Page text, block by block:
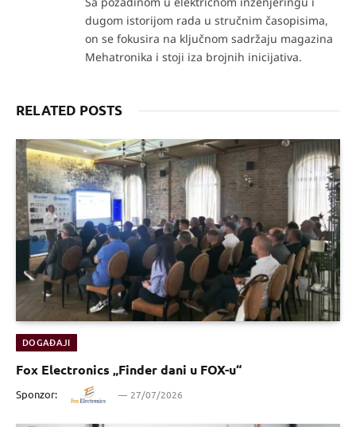
dugom istorijom rada u stručnim časopisima,
on se fokusira na ključnom sadržaju magazina
Mehatronika i stoji iza brojnih inicijativa.
RELATED POSTS
DOGAĐAJI
Fox Electronics „Finder dani u FOX-u“
Sponzor: 27/07/2026